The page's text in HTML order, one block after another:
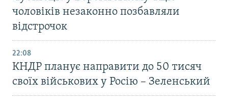
чоловіків незаконно позбавляли
відстрочок
22:08
КНДР планує направити до 50 тисяч
своїх військових у Росію – Зеленський